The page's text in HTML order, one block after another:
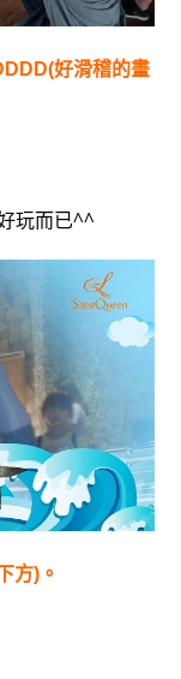
好滑稽的畫
玩而已^^
方)。